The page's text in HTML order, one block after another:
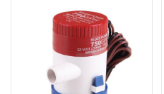
de la Marine Pompe de